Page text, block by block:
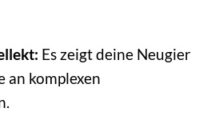
Es zeigt deine Neugier
an komplexen